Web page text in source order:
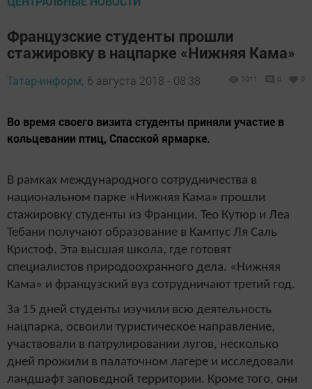
Французские студенты прошли
стажировку в нацпарке «Нижняя Кама»
Татар-информ, 6 августа 2018 - 08:38 2011 0 0
Во время своего визита студенты приняли участие в
кольцевании птиц, Спасской ярмарке.
В рамках международного сотрудничества в
национальном парке «Нижняя Кама» прошли
стажировку студенты из Франции. Тео Кутюр и Леа
Тебани получают образование в Кампус Ля Саль
Кристоф. Эта высшая школа, где готовят
специалистов природоохранного дела. «Нижняя
Кама» и французский вуз сотрудничают третий год.
За 15 дней студенты изучили всю деятельность
нацпарка, освоили туристическое направление,
участвовали в патрулировании лугов, несколько
дней прожили в палаточном лагере и исследовали
ландшафт заповедной территории. Кроме того, они